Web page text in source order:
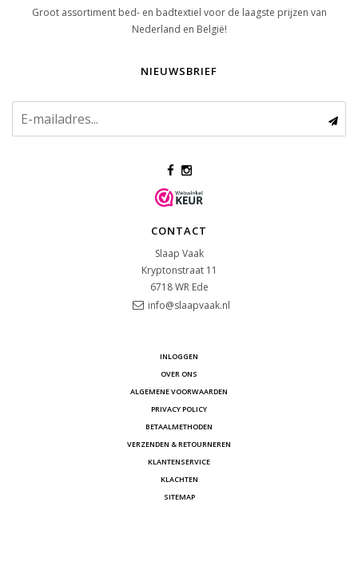
Groot assortiment bed- en badtextiel voor de laagste prijzen van
Nederland en België!
NIEUWSBRIEF
CONTACT
Slaap Vaak
Kryptonstraat 11
6718 WR Ede
info@slaapvaak.nl
INLOGGEN
OVER ONS
ALGEMENE VOORWAARDEN
PRIVACY POLICY
BETAALMETHODEN
VERZENDEN & RETOURNEREN
KLANTENSERVICE
KLACHTEN
SITEMAP